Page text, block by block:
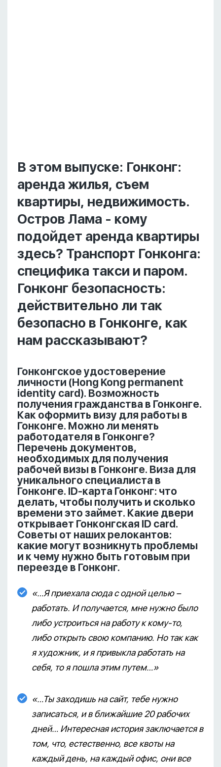
В этом выпуске: Гонконг:
аренда жилья, съем
квартиры, недвижимость.
Остров Лама - кому
подойдет аренда квартиры
здесь? Транспорт Гонконга:
специфика такси и паром.
Гонконг безопасность:
действительно ли так
безопасно в Гонконге, как
нам рассказывают?
Гонконгское удостоверение
личности (Hong Kong permanent
identity card). Возможность
получения гражданства в Гонконге.
Как оформить визу для работы в
Гонконге. Можно ли менять
работодателя в Гонконге?
Перечень документов,
необходимых для получения
рабочей визы в Гонконге. Виза для
уникального специалиста в
Гонконге. ID-карта Гонконг: что
делать, чтобы получить и сколько
времени это займет. Какие двери
открывает Гонконгская ID card.
Советы от наших релокантов:
какие могут возникнуть проблемы
и к чему нужно быть готовым при
переезде в Гонконг.
«…Я приехала сюда с одной целью –
работать. И получается, мне нужно было
либо устроиться на работу к кому-то,
либо открыть свою компанию. Но так как
я художник, и я привыкла работать на
себя, то я пошла этим путем…»
«…Ты заходишь на сайт, тебе нужно
записаться, и в ближайшие 20 рабочих
дней… Интересная история заключается в
том, что, естественно, все квоты на
каждый день, на каждый офис, они все